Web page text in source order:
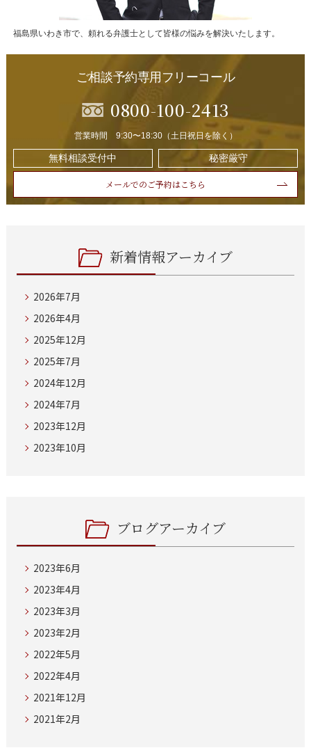
福島県いわき市で、頼れる弁護士として皆様の悩みを解決いたします。
ご相談予約専用フリーコール
0800-100-2413
営業時間 9:30〜18:30（土日祝日を除く）
無料相談受付中 秘密厳守
メールでのご予約はこちら
新着情報アーカイブ
2026年7月
2026年4月
2025年12月
2025年7月
2024年12月
2024年7月
2023年12月
2023年10月
ブログアーカイブ
2023年6月
2023年4月
2023年3月
2023年2月
2022年5月
2022年4月
2021年12月
2021年2月